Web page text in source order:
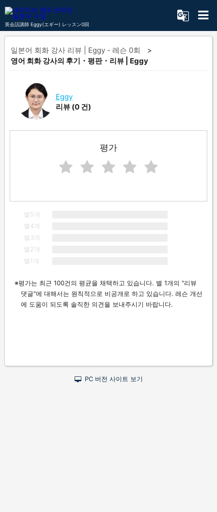
英会話講師 Eggy(エギー) レッスン0回
일본어 회화 강사 리뷰 | Eggy - 레슨 0회
영어 회화 강사의 후기・평판・리뷰 | Eggy
Eggy
리뷰 (0 건)
평가
별5개
별4개
별3개
별2개
별1개
평가는 최근 100건의 평균을 채택하고 있습니다. 별 1개의 "리뷰
댓글"에 대해서는 원칙적으로 비공개로 하고 있습니다. 레슨 개선
에 도움이 되도록 솔직한 의견을 보내주시기 바랍니다.
PC 버전 사이트 보기